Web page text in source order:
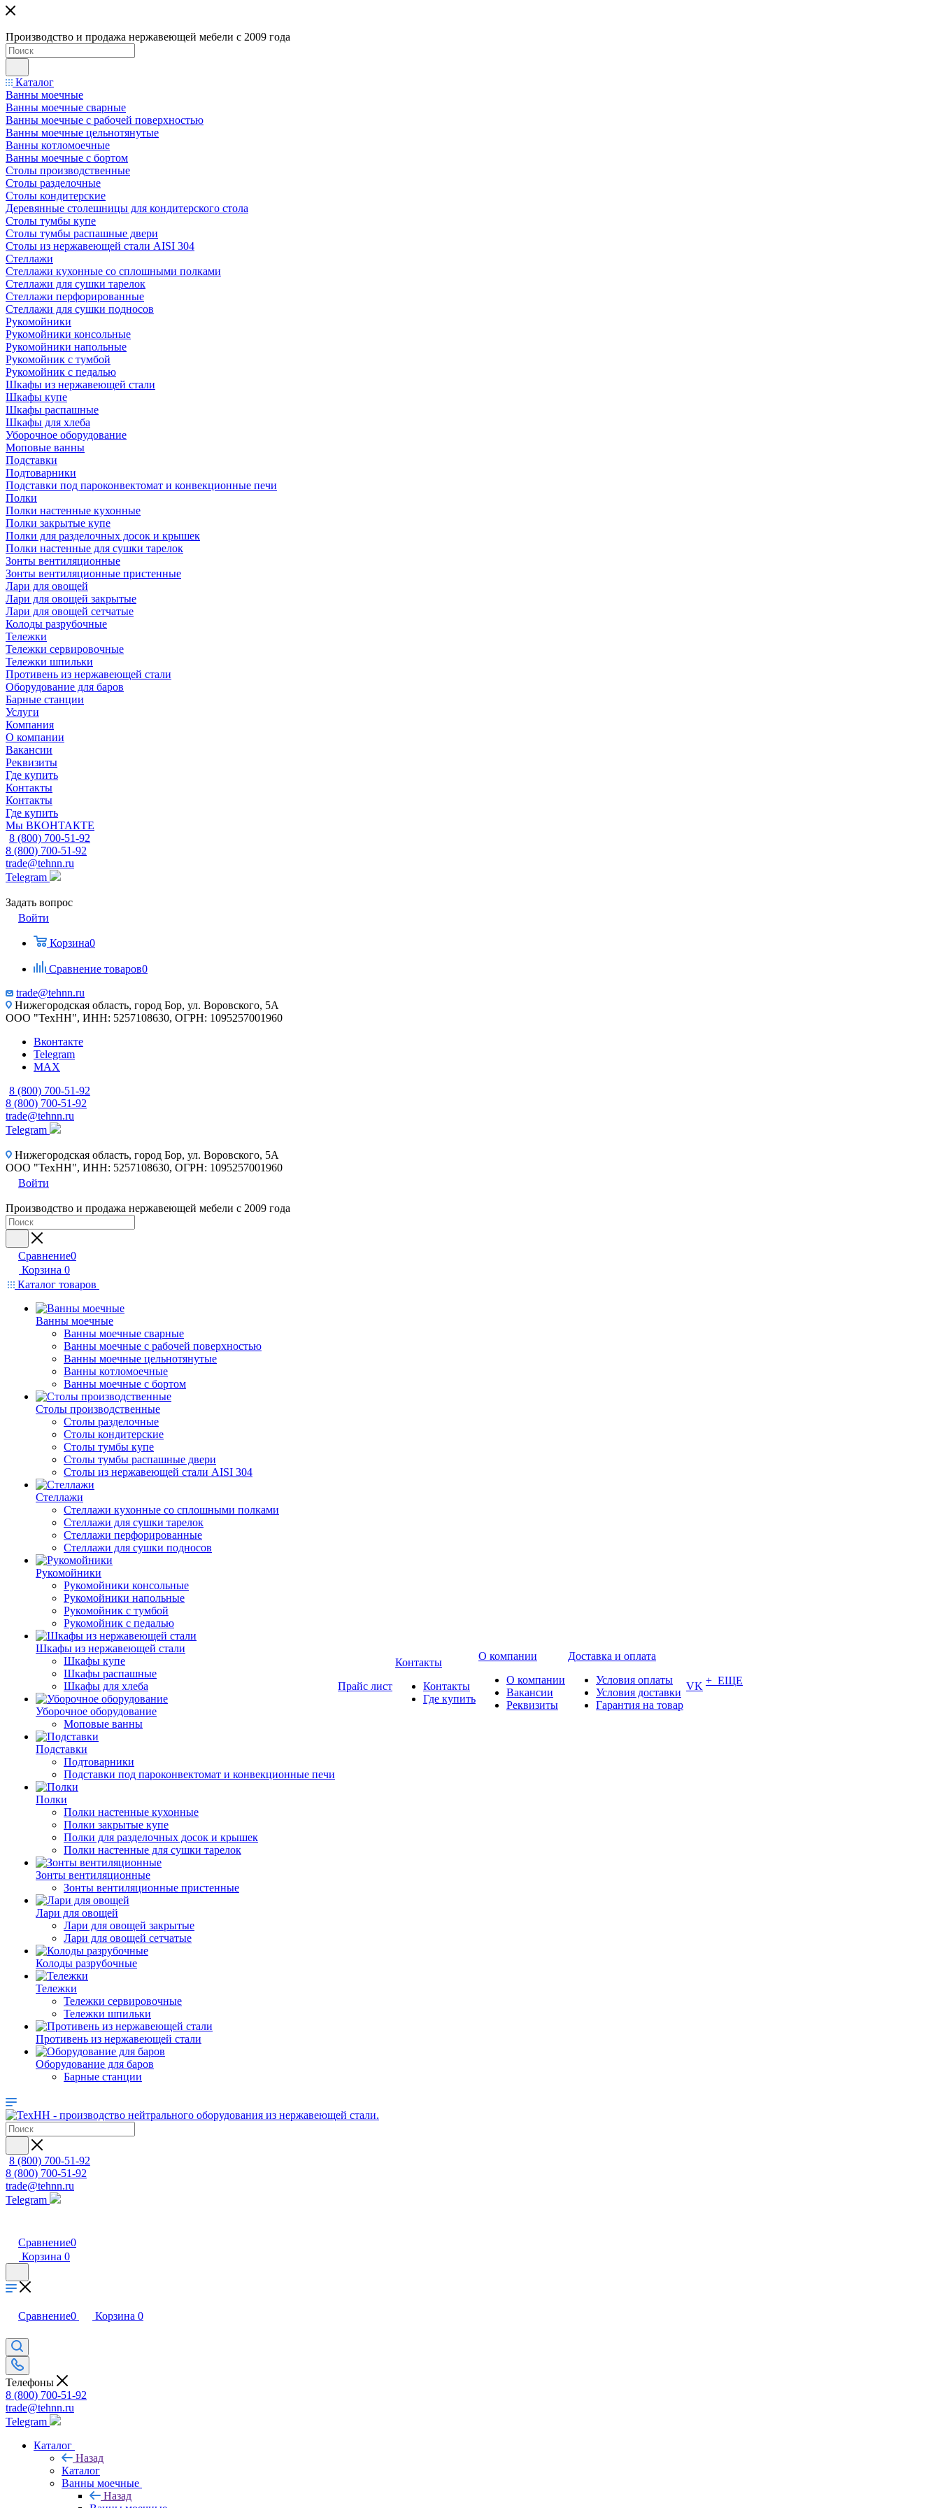
Производство и продажа нержавеющей мебели с 2009 года
Каталог
Ванны моечные
Ванны моечные сварные
Ванны моечные с рабочей поверхностью
Ванны моечные цельнотянутые
Ванны котломоечные
Ванны моечные с бортом
Столы производственные
Столы разделочные
Столы кондитерские
Деревянные столешницы для кондитерского стола
Столы тумбы купе
Столы тумбы распашные двери
Столы из нержавеющей стали AISI 304
Стеллажи
Стеллажи кухонные со сплошными полками
Стеллажи для сушки тарелок
Стеллажи перфорированные
Стеллажи для сушки подносов
Рукомойники
Рукомойники консольные
Рукомойники напольные
Рукомойник с тумбой
Рукомойник с педалью
Шкафы из нержавеющей стали
Шкафы купе
Шкафы распашные
Шкафы для хлеба
Уборочное оборудование
Моповые ванны
Подставки
Подтоварники
Подставки под пароконвектомат и конвекционные печи
Полки
Полки настенные кухонные
Полки закрытые купе
Полки для разделочных досок и крышек
Полки настенные для сушки тарелок
Зонты вентиляционные
Зонты вентиляционные пристенные
Лари для овощей
Лари для овощей закрытые
Лари для овощей сетчатые
Колоды разрубочные
Тележки
Тележки сервировочные
Тележки шпильки
Противень из нержавеющей стали
Оборудование для баров
Барные станции
Услуги
Компания
О компании
Вакансии
Реквизиты
Где купить
Контакты
Контакты
Где купить
Мы ВКОНТАКТЕ
8 (800) 700-51-92
8 (800) 700-51-92
trade@tehnn.ru
Telegram
Задать вопрос
Войти
Корзина0
Сравнение товаров0
trade@tehnn.ru
Нижегородская область, город Бор, ул. Воровского, 5А
ООО "ТехНН", ИНН: 5257108630, ОГРН: 1095257001960
Вконтакте
Telegram
MAX
8 (800) 700-51-92
8 (800) 700-51-92
trade@tehnn.ru
Telegram
Нижегородская область, город Бор, ул. Воровского, 5А
ООО "ТехНН", ИНН: 5257108630, ОГРН: 1095257001960
Войти
Производство и продажа нержавеющей мебели с 2009 года
Сравнение0
Корзина 0
Каталог товаров
Ванны моечные
Ванны моечные сварные
Ванны моечные с рабочей поверхностью
Ванны моечные цельнотянутые
Ванны котломоечные
Ванны моечные с бортом
Столы производственные
Столы разделочные
Столы кондитерские
Столы тумбы купе
Столы тумбы распашные двери
Столы из нержавеющей стали AISI 304
Стеллажи
Стеллажи кухонные со сплошными полками
Стеллажи для сушки тарелок
Стеллажи перфорированные
Стеллажи для сушки подносов
Рукомойники
Рукомойники консольные
Рукомойники напольные
Рукомойник с тумбой
Рукомойник с педалью
Шкафы из нержавеющей стали
Шкафы купе
Шкафы распашные
Шкафы для хлеба
Уборочное оборудование
Моповые ванны
Подставки
Подтоварники
Подставки под пароконвектомат и конвекционные печи
Полки
Полки настенные кухонные
Полки закрытые купе
Полки для разделочных досок и крышек
Полки настенные для сушки тарелок
Зонты вентиляционные
Зонты вентиляционные пристенные
Лари для овощей
Лари для овощей закрытые
Лари для овощей сетчатые
Колоды разрубочные
Тележки
Тележки сервировочные
Тележки шпильки
Противень из нержавеющей стали
Оборудование для баров
Барные станции
Прайс лист
Контакты
Контакты
Где купить
О компании
О компании
Вакансии
Реквизиты
Доставка и оплата
Условия оплаты
Условия доставки
Гарантия на товар
VK + ЕЩЕ
8 (800) 700-51-92
8 (800) 700-51-92
trade@tehnn.ru
Telegram
Сравнение0
Корзина 0
Сравнение0 Корзина 0
Телефоны
8 (800) 700-51-92
trade@tehnn.ru
Telegram
Каталог
Назад
Каталог
Ванны моечные
Назад